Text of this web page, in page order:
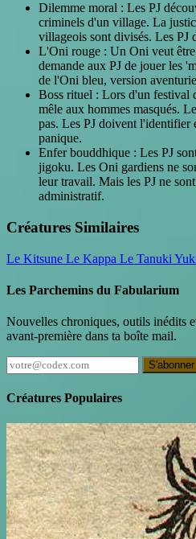
Dilemme moral : Les PJ
criminels d'un village. La
villageois sont divisés. Les PJ
L'Oni rouge : Un Oni veut
demande aux PJ de jouer les
de l'Oni bleu, version
Boss rituel : Lors d'un festival
mêle aux hommes masqués.
pas. Les PJ doivent l'identifier
panique.
Enfer bouddhique : Les PJ
jigoku. Les Oni gardiens ne
leur travail. Mais les PJ ne
administratif.
Créatures Similaires
Le Kitsune Le Kappa Le Tanuki
Les Parchemins du Fabularium
Nouvelles chroniques, outils inédits
avant-première dans ta boîte mail.
S'abonner
Créatures Populaires